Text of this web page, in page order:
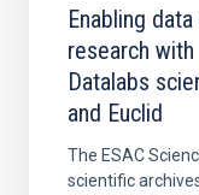
Enabling
research with
Datalabs
and Euclid
The ESAC
scientific